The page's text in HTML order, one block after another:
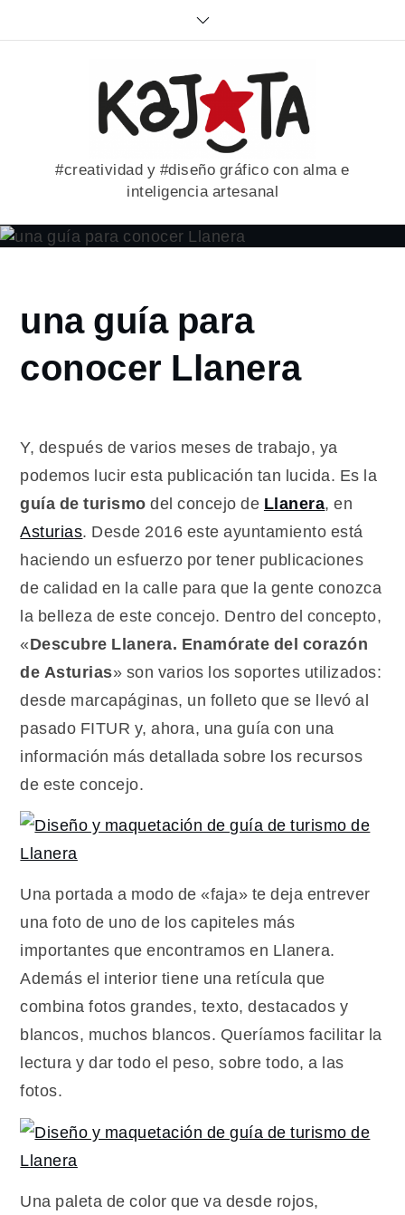
#creatividad y #diseño gráfico con alma e
inteligencia artesanal
Home
2017
18
para
Llanera
una guía para
conocer Llanera
Y, después de varios meses de trabajo, ya
podemos lucir esta publicación tan lucida. Es la
guía de turismo del concejo de Llanera, en
Asturias. Desde 2016 este ayuntamiento está
haciendo un esfuerzo por tener publicaciones
de calidad en la calle para que la gente conozca
la belleza de este concejo. Dentro del concepto,
«Descubre Llanera. Enamórate del corazón
de Asturias» son varios los soportes utilizados:
desde marcapáginas, un folleto que se llevó al
pasado FITUR y, ahora, una guía con una
información más detallada sobre los recursos
de este concejo.
Una portada a modo de «faja» te deja entrever
una foto de uno de los capiteles más
importantes que encontramos en Llanera.
Además el interior tiene una retícula que
combina fotos grandes, texto, destacados y
blancos, muchos blancos. Queríamos facilitar la
lectura y dar todo el peso, sobre todo, a las
fotos.
Una paleta de color que va desde rojos,